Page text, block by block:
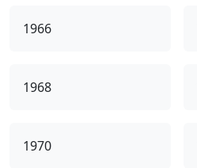
1966
1968
1970